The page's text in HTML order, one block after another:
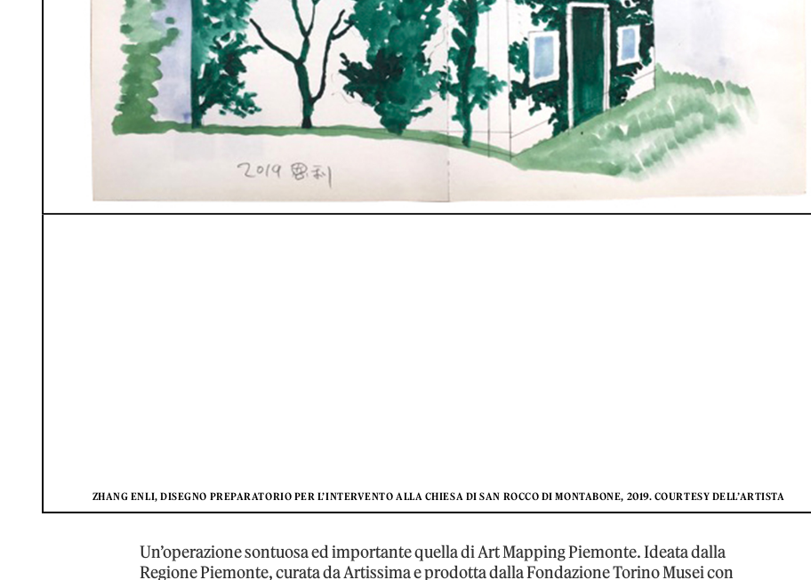
ZHANG ENLI, DISEGNO PREPARATORIO PER L’INTERVENTO ALLA CHIESA DI SAN ROCCO DI MONTABONE, 2019. COURTESY DELL’ARTISTA
Un’operazione sontuosa ed importante quella di Art Mapping Piemonte. Ideata dalla
Regione Piemonte, curata da Artissima e prodotta dalla Fondazione Torino Musei con